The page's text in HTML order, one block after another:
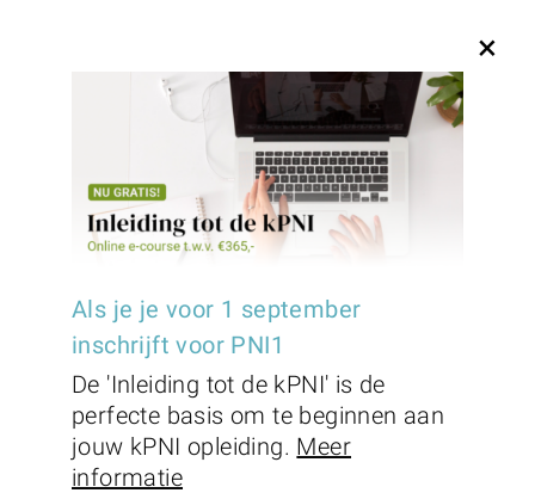
Wij zijn PNI Nederland, de founders
van Klinische
Psychoneuroimmunologie; wij
produceren, ontsluiten, interpreteren
en vergemakkelijken kPNI. De unieke
meta-discipline binnen alle medische
en paramedische beroepen.
×
Als je je voor 1 september
inschrijft voor PNI1
De 'Inleiding tot de kPNI' is de
perfecte basis om te beginnen aan
jouw kPNI opleiding. Meer
informatie